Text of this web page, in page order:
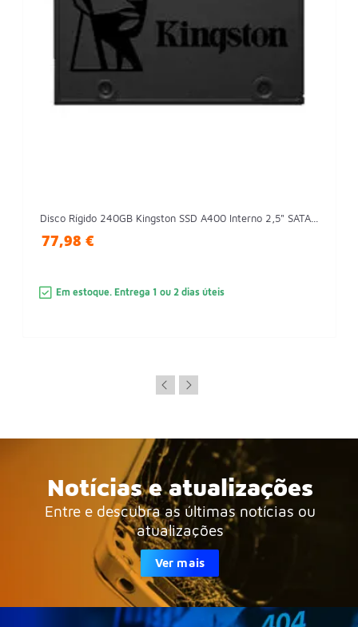
Disco Rígido 240GB Kingston SSD A400 Interno 2,5" SATA...
77,98 €
Em estoque. Entrega 1 ou 2 dias úteis
Notícias e atualizações
Entre e descubra as últimas notícias ou
atualizações
Ver mais